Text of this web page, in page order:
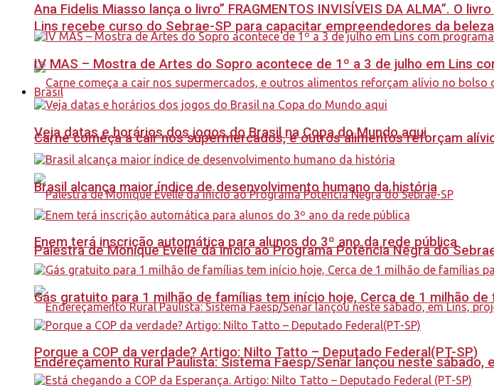
Lins recebe curso do Sebrae-SP para capacitar empreendedores da beleza
Carne começa a cair nos supermercados, e outros alimentos reforçam
Palestra de Monique Evelle dá início ao Programa Potência Negra do
Endereçamento Rural Paulista: Sistema Faesp/Senar lançou neste
Ana Fidelis Miasso lança o livro” FRAGMENTOS INVISÍVEIS DA ALMA”. O
IV MAS – Mostra de Artes do Sopro acontece de 1º a 3 de julho em Lins
Brasil
Veja datas e horários dos jogos do Brasil na Copa do Mundo aqui
Brasil alcança maior índice de desenvolvimento humano da história
Enem terá inscrição automática para alunos do 3º ano da rede pública
Gás gratuito para 1 milhão de famílias tem início hoje, Cerca de 1 milhão
Porque a COP da verdade? Artigo: Nilto Tatto – Deputado Federal(PT-SP)